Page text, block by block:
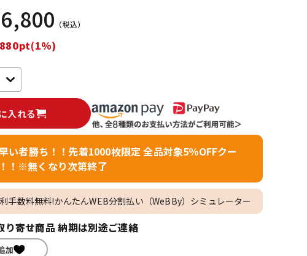
（税込）
入れる
い者勝ち！！先着1000枚限定 全品対象5％OFFクー
！※無くなり次第終了
手数料無料!かんたんWEB分割払い（WeBBy）シミュレーター
り寄せ商品 納期は別途ご連絡
加